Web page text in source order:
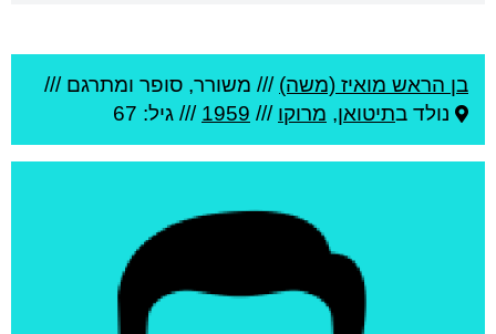
בן הראש מואיז (משה) /// משורר, סופר ומתרגם ///
נולד בתיטואן, מרוקו ///
1959 /// גיל: 67